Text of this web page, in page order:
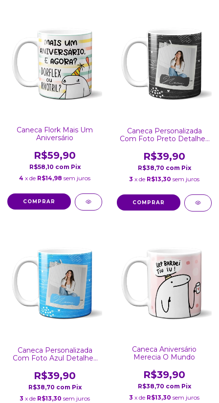
Caneca Flork Mais Um
Aniversário
R$59,90
R$58,10 com Pix
4 x de R$14,98 sem juros
COMPRAR
Caneca Personalizada
Com Foto Preto Detalhes
R$39,90
R$38,70 com Pix
3 x de R$13,30 sem juros
COMPRAR
Caneca Personalizada
Com Foto Azul Detalhes
R$39,90
R$38,70 com Pix
3 x de R$13,30 sem juros
Caneca Aniversário
Merecia O Mundo
R$39,90
R$38,70 com Pix
3 x de R$13,30 sem juros